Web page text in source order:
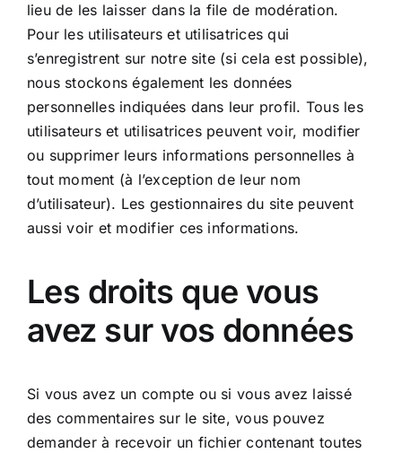
lieu de les laisser dans la file de modération.
Pour les utilisateurs et utilisatrices qui
s’enregistrent sur notre site (si cela est possible),
nous stockons également les données
personnelles indiquées dans leur profil. Tous les
utilisateurs et utilisatrices peuvent voir, modifier
ou supprimer leurs informations personnelles à
tout moment (à l’exception de leur nom
d’utilisateur). Les gestionnaires du site peuvent
aussi voir et modifier ces informations.
Les droits que vous
avez sur vos données
Si vous avez un compte ou si vous avez laissé
des commentaires sur le site, vous pouvez
demander à recevoir un fichier contenant toutes